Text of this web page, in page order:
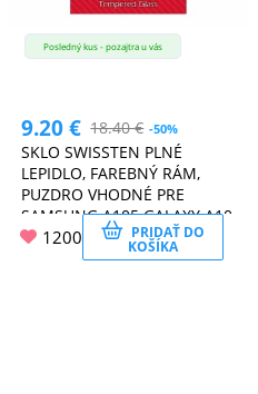
Posledný kus - pozajtra u vás
9.20€ 18.40€ -50%
SKLO SWISSTEN PLNÉ
LEPIDLO, FAREBNÝ RÁM,
PUZDRO VHODNÉ PRE
SAMSUNG A105 GALAXY A10
ČIERNE
1200 PRIDAŤ DO
KOŠÍKA